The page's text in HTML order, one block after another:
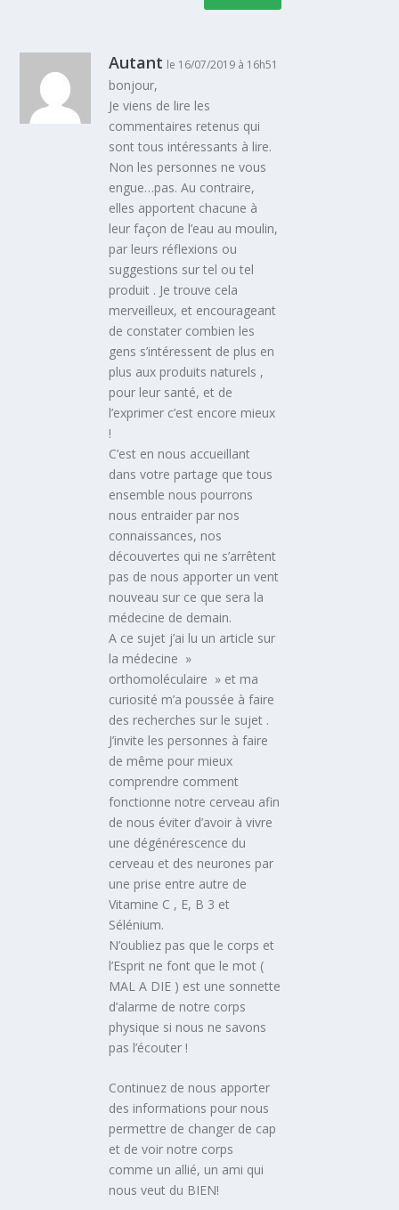
Autant le 16/07/2019 à 16h51
bonjour,
Je viens de lire les
commentaires retenus qui
sont tous intéressants à lire.
Non les personnes ne vous
engue…pas. Au contraire,
elles apportent chacune à
leur façon de l’eau au moulin,
par leurs réflexions ou
suggestions sur tel ou tel
produit . Je trouve cela
merveilleux, et encourageant
de constater combien les
gens s’intéressent de plus en
plus aux produits naturels ,
pour leur santé, et de
l’exprimer c’est encore mieux
!
C’est en nous accueillant
dans votre partage que tous
ensemble nous pourrons
nous entraider par nos
connaissances, nos
découvertes qui ne s’arrêtent
pas de nous apporter un vent
nouveau sur ce que sera la
médecine de demain.
A ce sujet j’ai lu un article sur
la médecine »
orthomoléculaire » et ma
curiosité m’a poussée à faire
des recherches sur le sujet .
J’invite les personnes à faire
de même pour mieux
comprendre comment
fonctionne notre cerveau afin
de nous éviter d’avoir à vivre
une dégénérescence du
cerveau et des neurones par
une prise entre autre de
Vitamine C , E, B 3 et
Sélénium.
N’oubliez pas que le corps et
l’Esprit ne font que le mot (
MAL A DIE ) est une sonnette
d’alarme de notre corps
physique si nous ne savons
pas l’écouter !
Continuez de nous apporter
des informations pour nous
permettre de changer de cap
et de voir notre corps
comme un allié, un ami qui
nous veut du BIEN!